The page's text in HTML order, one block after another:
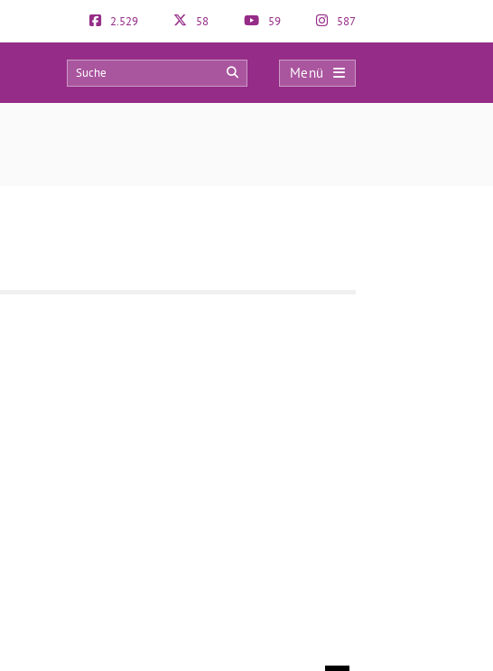
2.529 58 59 587
Menü
0 0